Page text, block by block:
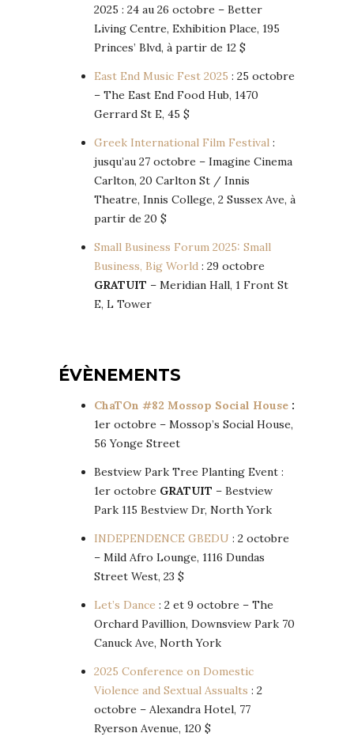
2025 : 24 au 26 octobre – Better
Living Centre, Exhibition Place, 195
Princes’ Blvd, à partir de 12 $
East End Music Fest 2025 : 25 octobre
– The East End Food Hub, 1470
Gerrard St E, 45 $
Greek International Film Festival :
jusqu’au 27 octobre – Imagine Cinema
Carlton, 20 Carlton St / Innis
Theatre, Innis College, 2 Sussex Ave, à
partir de 20 $
Small Business Forum 2025: Small
Business, Big World : 29 octobre
GRATUIT – Meridian Hall, 1 Front St
E, L Tower
ÉVÈNEMENTS
ChaTOn #82 Mossop Social House :
1er octobre – Mossop’s Social House,
56 Yonge Street
Bestview Park Tree Planting Event :
1er octobre GRATUIT – Bestview
Park 115 Bestview Dr, North York
INDEPENDENCE GBEDU : 2 octobre
– Mild Afro Lounge, 1116 Dundas
Street West, 23 $
Let’s Dance : 2 et 9 octobre – The
Orchard Pavillion, Downsview Park 70
Canuck Ave, North York
2025 Conference on Domestic
Violence and Sextual Assualts : 2
octobre – Alexandra Hotel, 77
Ryerson Avenue, 120 $